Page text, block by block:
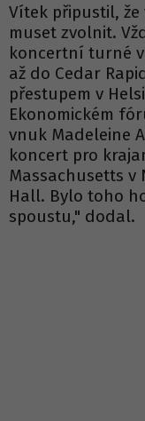
Vítek připustil,
muset zvolnit.
koncertní turné v
až do Cedar
přestupem v
Ekonomickém
vnuk Madeleine
koncert pro
Massachusetts v
Hall. Bylo toho
spoustu," dodal.